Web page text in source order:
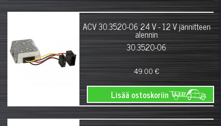
ACV 30.3520-06 24 V - 12 V jännitteen
alennin
30.3520-06
49.00 €
Lisää ostoskoriin